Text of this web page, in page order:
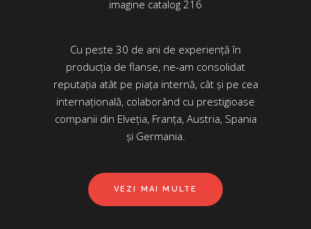
Cu peste 30 de ani de experiență în
producția de flanse, ne-am consolidat
reputația atât pe piața internă, cât și pe cea
internațională, colaborând cu prestigioase
companii din Elveția, Franța, Austria, Spania
și Germania.
VEZI MAI MULTE